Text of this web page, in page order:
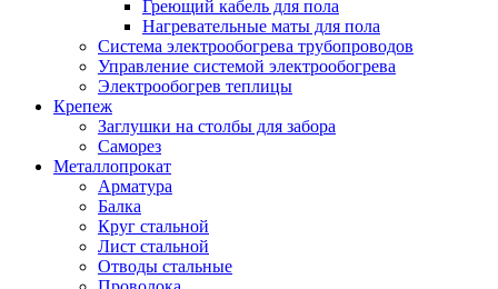
Греющий кабель для пола
Нагревательные маты для пола
Система электрообогрева трубопроводов
Управление системой электрообогрева
Электрообогрев теплицы
Крепеж
Заглушки на столбы для забора
Саморез
Металлопрокат
Арматура
Балка
Круг стальной
Лист стальной
Отводы стальные